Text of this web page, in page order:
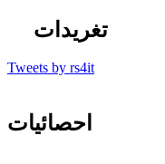
تغريدات
Tweets by rs4it
احصائيات